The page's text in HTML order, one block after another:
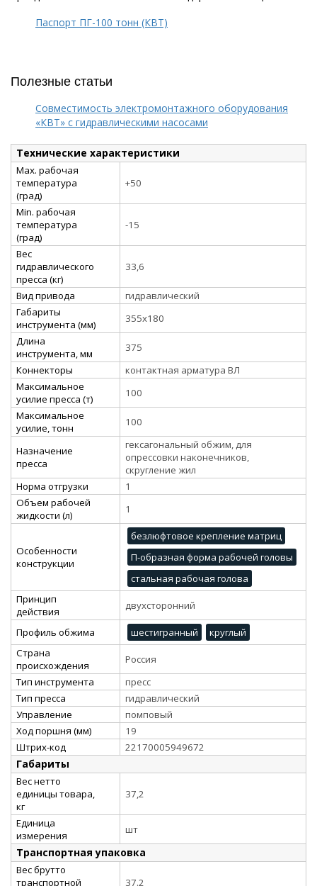
Паспорт ПГ-100 тонн (КВТ)
Полезные статьи
Совместимость электромонтажного оборудования
«КВТ» с гидравлическими насосами
Технические характеристики
Max. рабочая
температура
(град)
+50
Min. рабочая
температура
(град)
-15
Вес
гидравлического
пресса (кг)
33,6
Вид привода
гидравлический
Габариты
инструмента (мм)
355х180
Длина
инструмента, мм
375
Коннекторы
контактная арматура ВЛ
Максимальное
усилие пресса (т)
100
Максимальное
усилие, тонн
100
Назначение
пресса
гексагональный обжим, для
опрессовки наконечников,
скругление жил
Норма отгрузки
1
Объем рабочей
жидкости (л)
1
Особенности
конструкции
безлюфтовое крепление матриц
П-образная форма рабочей головы
стальная рабочая голова
Принцип
действия
двухсторонний
Профиль обжима шестигранный
круглый
Страна
происхождения
Россия
Тип инструмента
пресс
Тип пресса
гидравлический
Управление
помповый
Ход поршня (мм)
19
Штрих-код
22170005949672
Габариты
Вес нетто
единицы товара,
кг
37,2
Единица
измерения
шт
Транспортная упаковка
Вес брутто
транспортной
37.2